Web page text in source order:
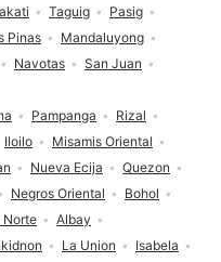
Pampanga
Rizal
Iloilo
Misamis Oriental
Nueva Ecija
Quezon
Negros Oriental
Bohol
Norte
Albay
La Union
Isabela
Taguig
Pasig
Pinas
Mandaluyong
Navotas
San Juan